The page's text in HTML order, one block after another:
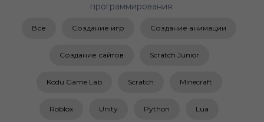
программирования:
Все Создание игр Создание анимации
Создание сайтов Scratch Junior
Kodu Game Lab Scratch Minecraft
Roblox Unity Python Lua